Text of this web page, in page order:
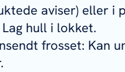
aviser) eller i
hull i lokket.
frosset: Kan